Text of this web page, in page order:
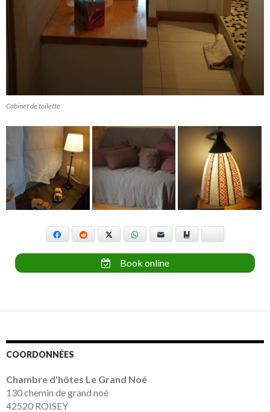
Cabinet de toilette
Facebook Reddit WhatsApp E-mail
Book online
COORDONNÉES
Chambre d'hôtes Le Grand Noé
130 chemin de grand noé
42520 ROISEY